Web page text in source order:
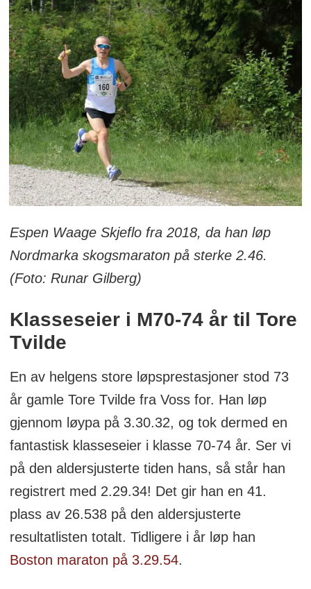
Espen Waage Skjeflo fra 2018, da han løp
Nordmarka skogsmaraton på sterke 2.46.
(Foto: Runar Gilberg)
Klasseseier i M70-74 år til Tore
Tvilde
En av helgens store løpsprestasjoner stod 73
år gamle Tore Tvilde fra Voss for. Han løp
gjennom løypa på 3.30.32, og tok dermed en
fantastisk klasseseier i klasse 70-74 år. Ser vi
på den aldersjusterte tiden hans, så står han
registrert med 2.29.34! Det gir han en 41.
plass av 26.538 på den aldersjusterte
resultatlisten totalt. Tidligere i år løp han
Boston maraton på 3.29.54.